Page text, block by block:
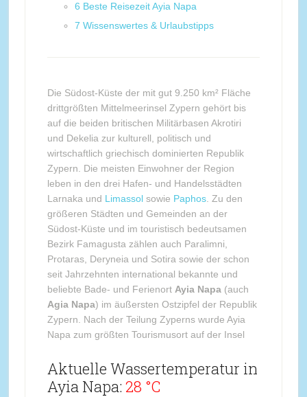
6 Beste Reisezeit Ayia Napa
7 Wissenswertes & Urlaubstipps
Die Südost-Küste der mit gut 9.250 km² Fläche
drittgrößten Mittelmeerinsel Zypern gehört bis
auf die beiden britischen Militärbasen Akrotiri
und Dekelia zur kulturell, politisch und
wirtschaftlich griechisch dominierten Republik
Zypern. Die meisten Einwohner der Region
leben in den drei Hafen- und Handelsstädten
Larnaka und Limassolsowie Paphos. Zu den
größeren Städten und Gemeinden an der
Südost-Küste und im touristisch bedeutsamen
Bezirk Famagusta zählen auch Paralimni,
Protaras, Deryneia und Sotira sowie der schon
seit Jahrzehnten international bekannte und
beliebte Bade- und Ferienort Ayia Napa(auch
Agia Napa) im äußersten Ostzipfel der Republik
Zypern. Nach der Teilung Zyperns wurde Ayia
Napa zum größten Tourismusort auf der Insel
Aktuelle Wassertemperatur in
Ayia Napa: 28 °C